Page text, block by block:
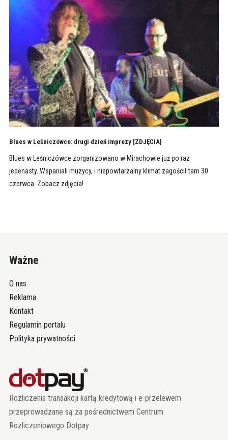
Blues w Leśniczówce: drugi dzień imprezy [ZDJĘCIA]
Blues w Leśniczówce zorganizowano w Mirachowie już po raz
jedenasty. Wspaniali muzycy, i niepowtarzalny klimat zagościł tam 30
czerwca. Zobacz zdjęcia!
Ważne
O nas
Reklama
Kontakt
Regulamin portalu
Polityka prywatności
Rozliczenia transakcji kartą kredytową i e-przelewem
przeprowadzane są za pośrednictwem Centrum
Rozliczeniowego Dotpay